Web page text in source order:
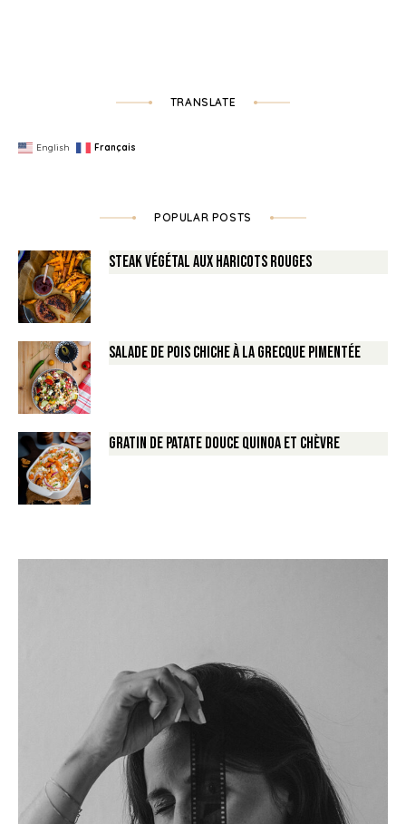
TRANSLATE
English Français
POPULAR POSTS
Steak végétal aux haricots rouges
Salade de Pois chiche à la Grecque pimentée
Gratin de Patate douce Quinoa et Chèvre